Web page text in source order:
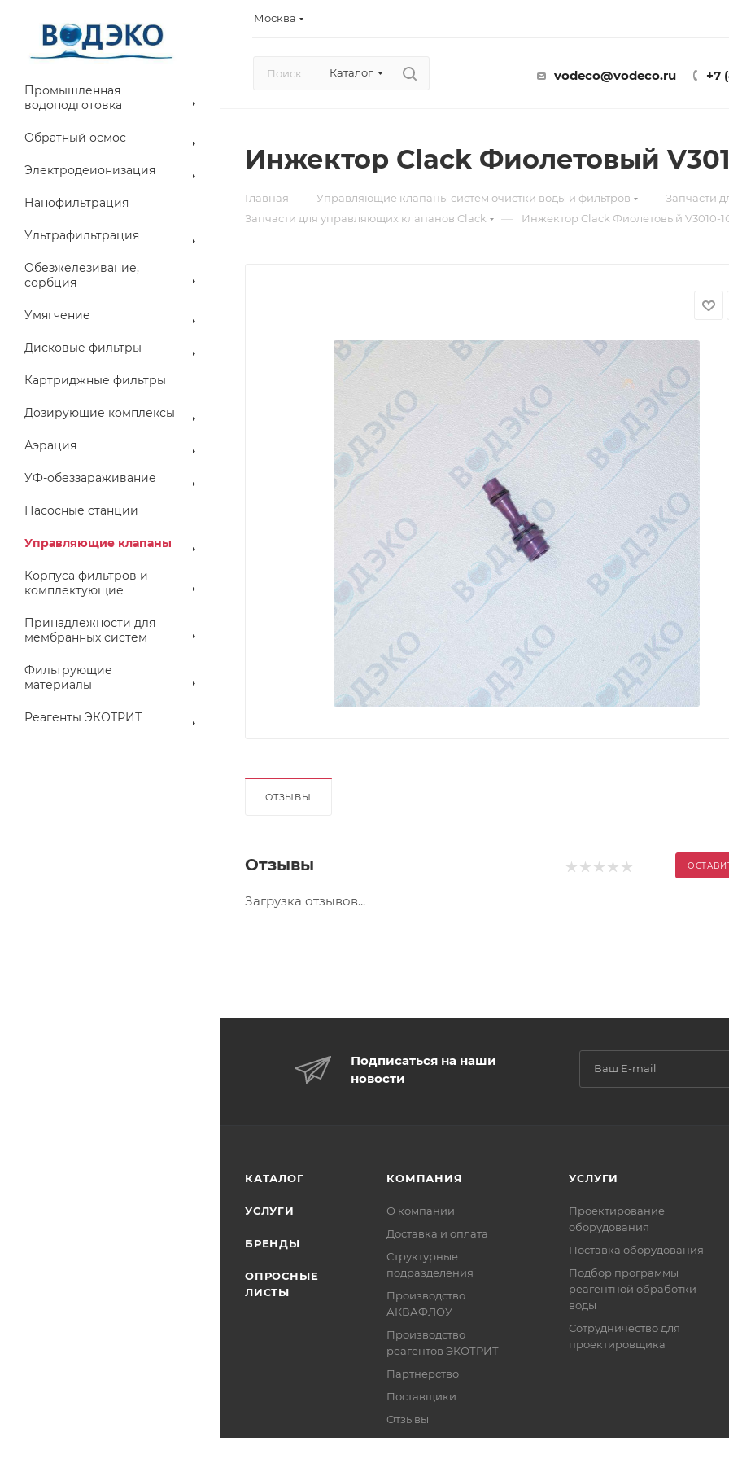
Москва
Каталог vodeco@vodeco.ru +7
Промышленная
водоподготовка
Обратный осмос
Электродеионизация
Нанофильтрация
Ультрафильтрация
Обезжелезивание,
сорбция
Умягчение
Дисковые фильтры
Картриджные фильтры
Дозирующие комплексы
Аэрация
УФ-обеззараживание
Насосные станции
Управляющие клапаны
Корпуса фильтров и
комплектующие
Принадлежности для
мембранных систем
Фильтрующие
материалы
Реагенты ЭКОТРИТ
Инжектор Clack Фиолетовый
Главная — Управляющие клапаны систем очистки воды и фильтров — Запчасти
Запчасти для управляющих клапанов Clack — Инжектор Clack Фиолетовый V3010-
ОТЗЫВЫ
Отзывы
Загрузка отзывов...
Подписаться на наши
новости
КАТАЛОГ
УСЛУГИ
БРЕНДЫ
ОПРОСНЫЕ
ЛИСТЫ
КОМПАНИЯ
О компании
Доставка и оплата
Структурные
подразделения
Производство
АКВАФЛОУ
Производство
реагентов ЭКОТРИТ
Партнерство
Поставщики
Отзывы
Реквизиты
УСЛУГИ
Проектирование
оборудования
Поставка оборудования
Подбор программы
реагентной обработки
воды
Сотрудничество для
проектировщика